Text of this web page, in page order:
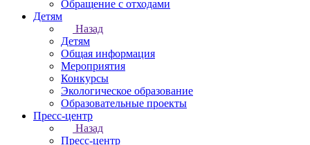
Обращение с отходами
Детям
Назад
Детям
Общая информация
Мероприятия
Конкурсы
Экологическое образование
Образовательные проекты
Пресс-центр
Назад
Пресс-центр